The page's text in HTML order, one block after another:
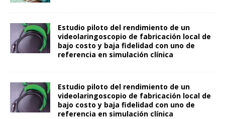
Estudio piloto del rendimiento de un
videolaringoscopio de fabricación local de
bajo costo y baja fidelidad con uno de
referencia en simulación clínica
Estudio piloto del rendimiento de un
videolaringoscopio de fabricación local de
bajo costo y baja fidelidad con uno de
referencia en simulación clínica